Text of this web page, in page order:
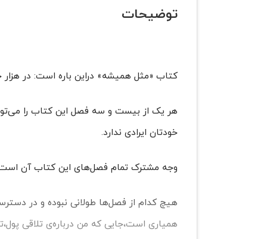
توضیحات
کتاب «مثل همیشه» دراین باره است: در
هر یک از بیست و سه فصل این کتاب را
خودتان ایرادی ندارد.
وجه مشترک تمام فصل‌های این کتاب آن
هیچ کدام از فصل‌ها طولانی نبوده و در
همیاری است،‌جایی که من درباره‌ی تلاقی